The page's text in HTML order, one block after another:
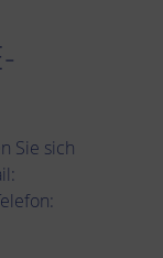
Sie sich